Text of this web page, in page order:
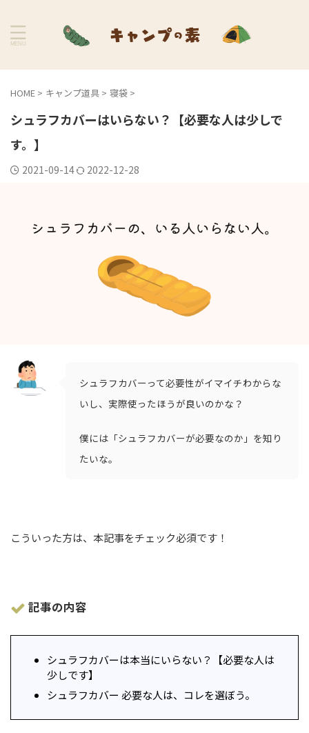
HOME > キャンプ道具 > 寝袋 >
シュラフカバーはいらない？【必要な人は少しで
す。】
2021-09-14 2022-12-28
シュラフカバーって必要性がイマイチわからな
いし、実際使ったほうが良いのかな？
僕には「シュラフカバーが必要なのか」を知り
たいな。
こういった方は、本記事をチェック必須です！
記事の内容
シュラフカバーは本当にいらない？【必要な人は
少しです】
シュラフカバー 必要な人は、コレを選ぼう。